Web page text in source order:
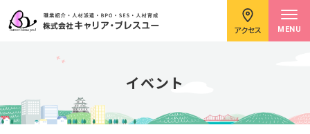
アクセス MENU
イベント